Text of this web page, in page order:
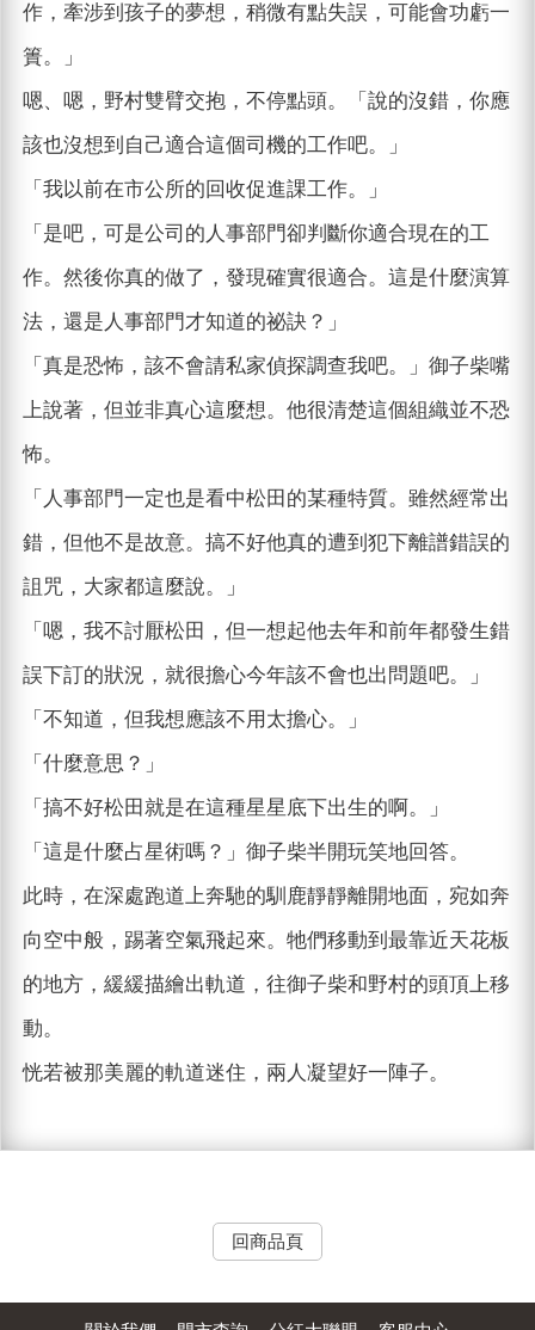
作，牽涉到孩子的夢想，稍微有點失誤，可能會功虧一
簣。」
嗯、嗯，野村雙臂交抱，不停點頭。「說的沒錯，你應
該也沒想到自己適合這個司機的工作吧。」
「我以前在市公所的回收促進課工作。」
「是吧，可是公司的人事部門卻判斷你適合現在的工
作。然後你真的做了，發現確實很適合。這是什麼演算
法，還是人事部門才知道的祕訣？」
「真是恐怖，該不會請私家偵探調查我吧。」御子柴嘴
上說著，但並非真心這麼想。他很清楚這個組織並不恐
怖。
「人事部門一定也是看中松田的某種特質。雖然經常出
錯，但他不是故意。搞不好他真的遭到犯下離譜錯誤的
詛咒，大家都這麼說。」
「嗯，我不討厭松田，但一想起他去年和前年都發生錯
誤下訂的狀況，就很擔心今年該不會也出問題吧。」
「不知道，但我想應該不用太擔心。」
「什麼意思？」
「搞不好松田就是在這種星星底下出生的啊。」
「這是什麼占星術嗎？」御子柴半開玩笑地回答。
此時，在深處跑道上奔馳的馴鹿靜靜離開地面，宛如奔
向空中般，踢著空氣飛起來。牠們移動到最靠近天花板
的地方，緩緩描繪出軌道，往御子柴和野村的頭頂上移
動。
恍若被那美麗的軌道迷住，兩人凝望好一陣子。
回商品頁